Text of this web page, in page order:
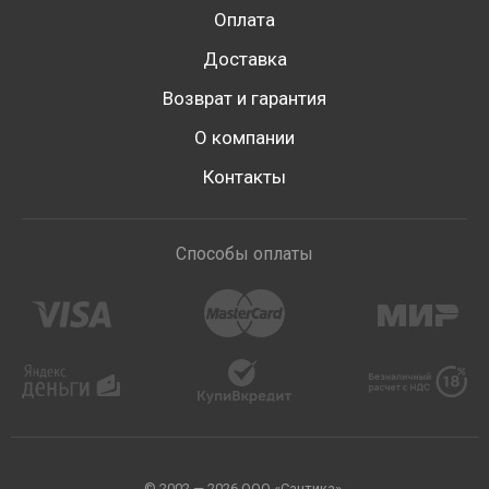
Оплата
Доставка
Возврат и гарантия
О компании
Контакты
Способы оплаты